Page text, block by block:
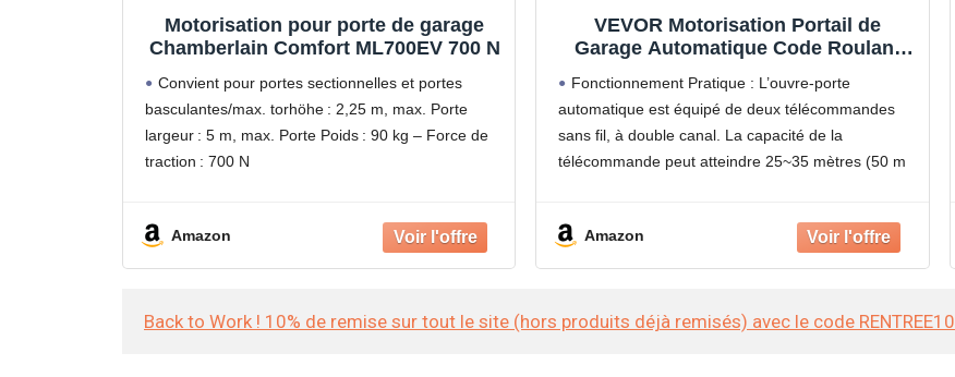
Motorisation pour porte de garage
Chamberlain Comfort ML700EV 700 N
Convient pour portes sectionnelles et portes
basculantes/max. torhöhe : 2,25 m, max. Porte
largeur : 5 m, max. Porte Poids : 90 kg – Force de
traction : 700 N
433 MHz,
Amazon
VEVOR Motorisation Portail de
Garage Automatique Code Roulant
Basculante 200W max Portail
Électrique a Vérin Code Roulant pour
Portes Sectionnelles et Portes
Basculantes
Fonctionnement Pratique : L’ouvre-porte
automatique est équipé de deux télécommandes
sans fil, à double canal. La capacité de la
télécommande peut atteindre 25~35 mètres (50 m
porte produit moins de
Amazon
Back to Work ! 10% de remise sur tout le site (hors produits déjà remisés) avec le code RENTREE10